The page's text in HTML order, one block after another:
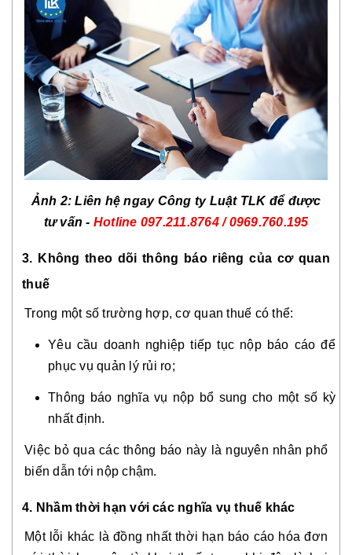
Ảnh 2: Liên hệ ngay Công ty Luật TLK để được
tư vấn - Hotline 097.211.8764 / 0969.760.195
3. Không theo dõi thông báo riêng của cơ quan
thuế
Trong một số trường hợp, cơ quan thuế có thể:
Yêu cầu doanh nghiệp tiếp tục nộp báo cáo để
phục vụ quản lý rủi ro;
Thông báo nghĩa vụ nộp bổ sung cho một số kỳ
nhất định.
Việc bỏ qua các thông báo này là nguyên nhân phổ
biến dẫn tới nộp chậm.
4. Nhầm thời hạn với các nghĩa vụ thuế khác
Một lỗi khác là đồng nhất thời hạn báo cáo hóa đơn